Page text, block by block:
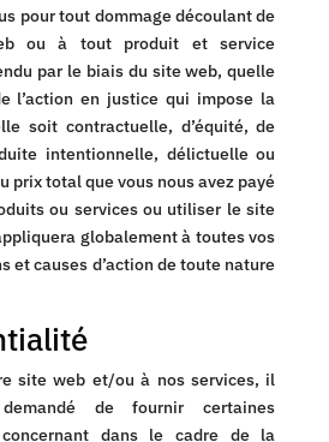
pour tout dommage découlant de
ou à tout produit et service
par le biais du site web, quelle
l’action en justice qui impose la
soit contractuelle, d’équité, de
intentionnelle, délictuelle ou
prix total que vous nous avez payé
ou services ou utiliser le site
globalement à toutes vos
et causes d’action de toute nature
site web et/ou à nos services, il
de fournir certaines
dans le cadre de la